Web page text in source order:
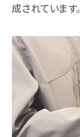
成されています。